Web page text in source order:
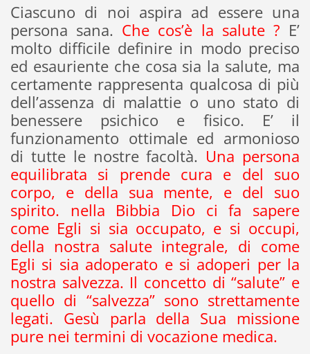
Ciascuno di noi aspira ad essere una
persona sana. Che cos’è la salute ? E’
molto difficile definire in modo preciso
ed esauriente che cosa sia la salute, ma
certamente rappresenta qualcosa di più
dell’assenza di malattie o uno stato di
benessere psichico e fisico. E’ il
funzionamento ottimale ed armonioso
di tutte le nostre facoltà. Una persona
equilibrata si prende cura e del suo
corpo, e della sua mente, e del suo
spirito. nella Bibbia Dio ci fa sapere
come Egli si sia occupato, e si occupi,
della nostra salute integrale, di come
Egli si sia adoperato e si adoperi per la
nostra salvezza. Il concetto di “salute” e
quello di “salvezza” sono strettamente
legati. Gesù parla della Sua missione
pure nei termini di vocazione medica.